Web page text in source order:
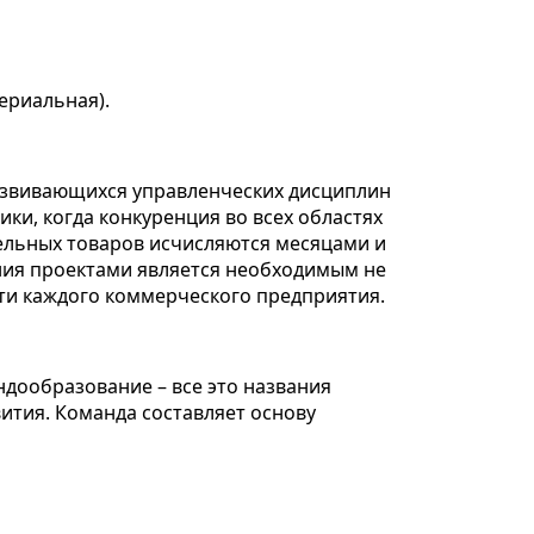
управленческих дисциплин
когда конкуренция во всех областях
товаров исчисляются месяцами и
проектами является необходимым не
каждого коммерческого предприятия.
– все это названия
Команда составляет основу